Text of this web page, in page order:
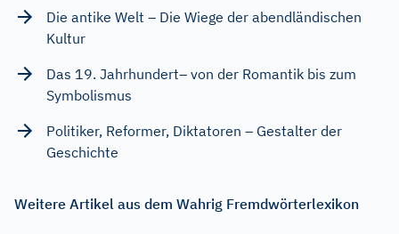
Die antike Welt – Die Wiege der abendländischen
Kultur
Das 19. Jahrhundert– von der Romantik bis zum
Symbolismus
Politiker, Reformer, Diktatoren – Gestalter der
Geschichte
Weitere Artikel aus dem Wahrig Fremdwörterlexikon